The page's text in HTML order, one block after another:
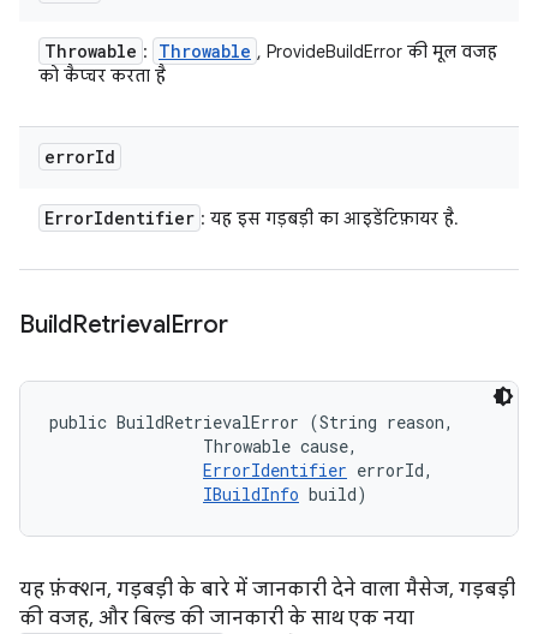
Throwable : Throwable , ProvideBuildError की मूल वजह
को कैप्चर करता है
errorId
ErrorIdentifier : यह इस गड़बड़ी का आइडेंटिफ़ायर है.
BuildRetrievalError
public BuildRetrievalError (String reason,
                Throwable cause,
ErrorIdentifier errorId,
IBuildInfo build)
यह फ़ंक्शन, गड़बड़ी के बारे में जानकारी देने वाला मैसेज, गड़बड़ी
की वजह, और बिल्ड की जानकारी के साथ एक नया